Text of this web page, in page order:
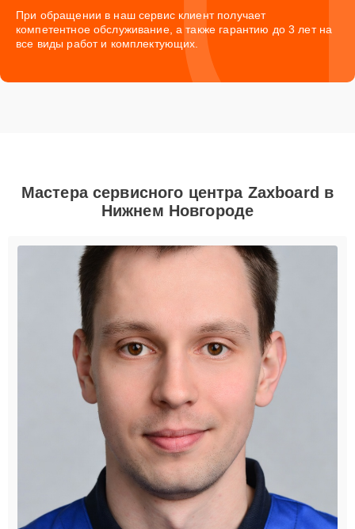
При обращении в наш сервис клиент получает
компетентное обслуживание, а также гарантию до 3 лет на
все виды работ и комплектующих.
Мастера сервисного центра Zaxboard в
Нижнем Новгороде